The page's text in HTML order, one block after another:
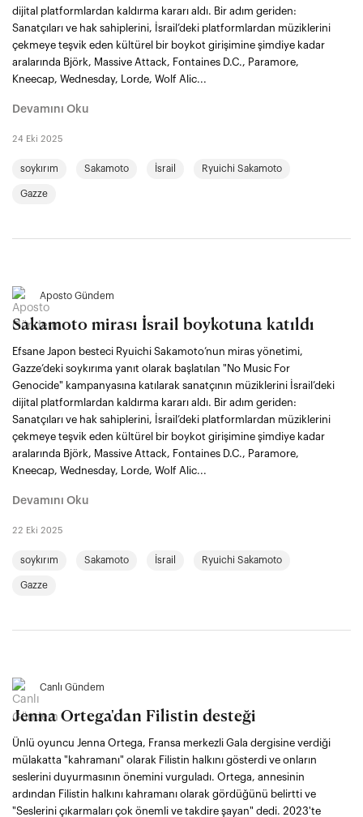
dijital platformlardan kaldırma kararı aldı. Bir adım geriden:
Sanatçıları ve hak sahiplerini, İsrail’deki platformlardan müziklerini
çekmeye teşvik eden kültürel bir boykot girişimine şimdiye kadar
aralarında Björk, Massive Attack, Fontaines D.C., Paramore,
Kneecap, Wednesday, Lorde, Wolf Alic...
Devamını Oku
24 Eki 2025
soykırım Sakamoto İsrail Ryuichi Sakamoto
Gazze
Aposto Gündem
Sakamoto mirası İsrail boykotuna katıldı
Efsane Japon besteci Ryuichi Sakamoto’nun miras yönetimi,
Gazze’deki soykırıma yanıt olarak başlatılan "No Music For
Genocide" kampanyasına katılarak sanatçının müziklerini İsrail’deki
dijital platformlardan kaldırma kararı aldı. Bir adım geriden:
Sanatçıları ve hak sahiplerini, İsrail’deki platformlardan müziklerini
çekmeye teşvik eden kültürel bir boykot girişimine şimdiye kadar
aralarında Björk, Massive Attack, Fontaines D.C., Paramore,
Kneecap, Wednesday, Lorde, Wolf Alic...
Devamını Oku
22 Eki 2025
soykırım Sakamoto İsrail Ryuichi Sakamoto
Gazze
Canlı Gündem
Jenna Ortega'dan Filistin desteği
Ünlü oyuncu Jenna Ortega, Fransa merkezli Gala dergisine verdiği
mülakatta "kahramanı" olarak Filistin halkını gösterdi ve onların
seslerini duyurmasının önemini vurguladı. Ortega, annesinin
ardından Filistin halkını kahramanı olarak gördüğünü belirtti ve
"Seslerini çıkarmaları çok önemli ve takdire şayan" dedi. 2023'te